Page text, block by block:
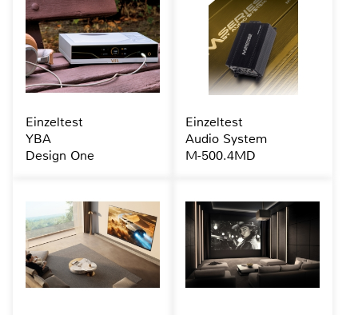
Einzeltest
YBA
Design One
Einzeltest
Audio System
M-500.4MD